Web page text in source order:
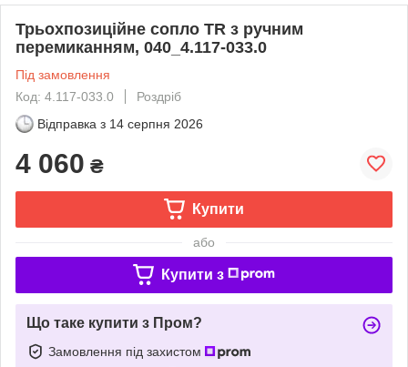
Трьохпозиційне сопло TR з ручним
перемиканням, 040_4.117-033.0
Під замовлення
Код: 4.117-033.0
Роздріб
Відправка з 14 серпня 2026
4 060 ₴
Купити
або
Купити з
Що таке купити з Пром?
Замовлення під захистом